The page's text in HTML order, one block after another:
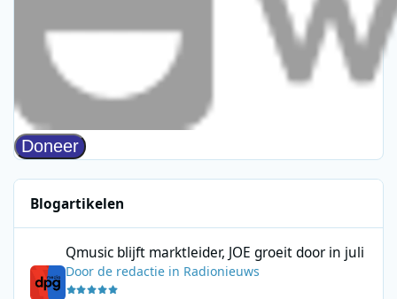
Blogartikelen
Qmusic blijft marktleider, JOE groeit door in juli
Doorde redactie in Radionieuws